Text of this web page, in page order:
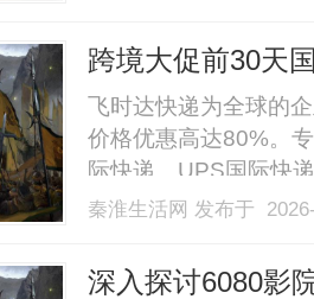
也更高，用户侧可能
跨境大促前30天
价，分摊涨价成
飞时达快递为全球的
价格优惠高达80%。
际快递、UPS国际快
SAL、海运水陆路业
口中国价格DHL国际
秦淮生活网 发布于
深入探讨6080影